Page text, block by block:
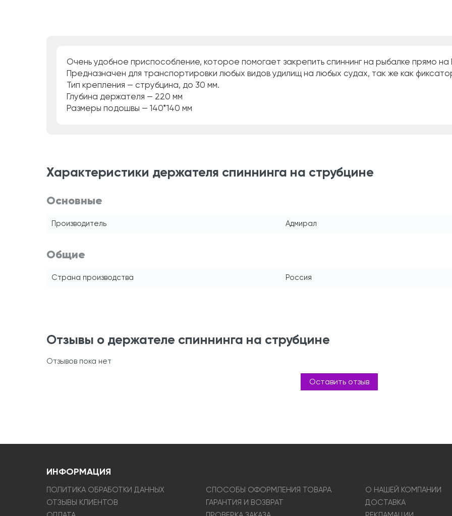
Очень удобное приспособление, которое помогает закрепить спиннинг на рыбалке прямо
Предназначен для транспортировки любых видов удилищ на любых судах, так же как
Тип крепления — струбцина, до 30 мм.
Глубина держателя — 220 мм
Размеры подошвы — 140*140 мм
Характеристики держателя спиннинга на струбцине
Основные
Производитель Адмирал
Общие
Страна производства Россия
Отзывы о держателе спиннинга на струбцине
Отзывов пока нет
Оставить отзыв
ИНФОРМАЦИЯ
ПОЛИТИКА ОБРАБОТКИ ДАННЫХ СПОСОБЫ ОФОРМЛЕНИЯ ТОВАРА
О НАШЕЙ КОМПАНИИ
ОТЗЫВЫ КЛИЕНТОВ
ГАРАНТИЯ И ВОЗВРАТ
ДОСТАВКА